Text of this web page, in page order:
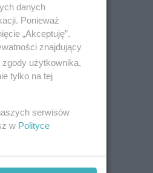
danych
Ponieważ
„Akceptuję”.
znajdujący
użytkownika,
tylko na tej
serwisów
w Polityce